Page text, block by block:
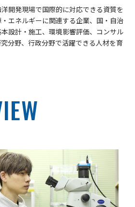
開発現場で国際的に対応できる資質を
エネルギーに関連する企業、国・自治
設計・施工、環境影響評価、コンサル
分野、行政分野で活躍できる人材を育